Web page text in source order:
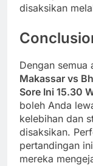
disaksikan
Dengan semua
Makassar vs
Sore Ini 15.30
boleh Anda
kelebihan dan
disaksikan.
pertandingan
mereka